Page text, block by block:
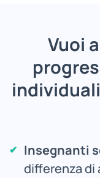
Vuoi
Insegnanti
differenza di